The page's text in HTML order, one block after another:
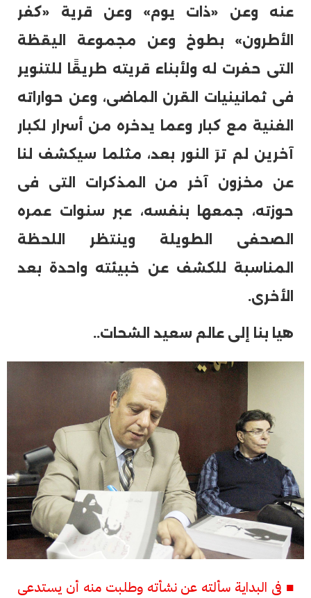
عنه وعن «ذات يوم» وعن قرية «كفر
الأطرون» بطوخ وعن مجموعة اليقظة
التى حفرت له ولأبناء قريته طريقًا للتنوير
فى ثمانينيات القرن الماضى، وعن حواراته
الغنية مع كبار وعما يدخره من أسرار لكبار
آخرين لم ترَ النور بعد، مثلما سيكشف لنا
عن مخزون آخر من المذكرات التى فى
حوزته، جمعها بنفسه، عبر سنوات عمره
الصحفى الطويلة وينتظر اللحظة
المناسبة للكشف عن خبيئته واحدة بعد
الأخرى.
هيا بنا إلى عالم سعيد الشحات..
■ فى البداية سألته عن نشأته وطلبت منه أن يستدعى